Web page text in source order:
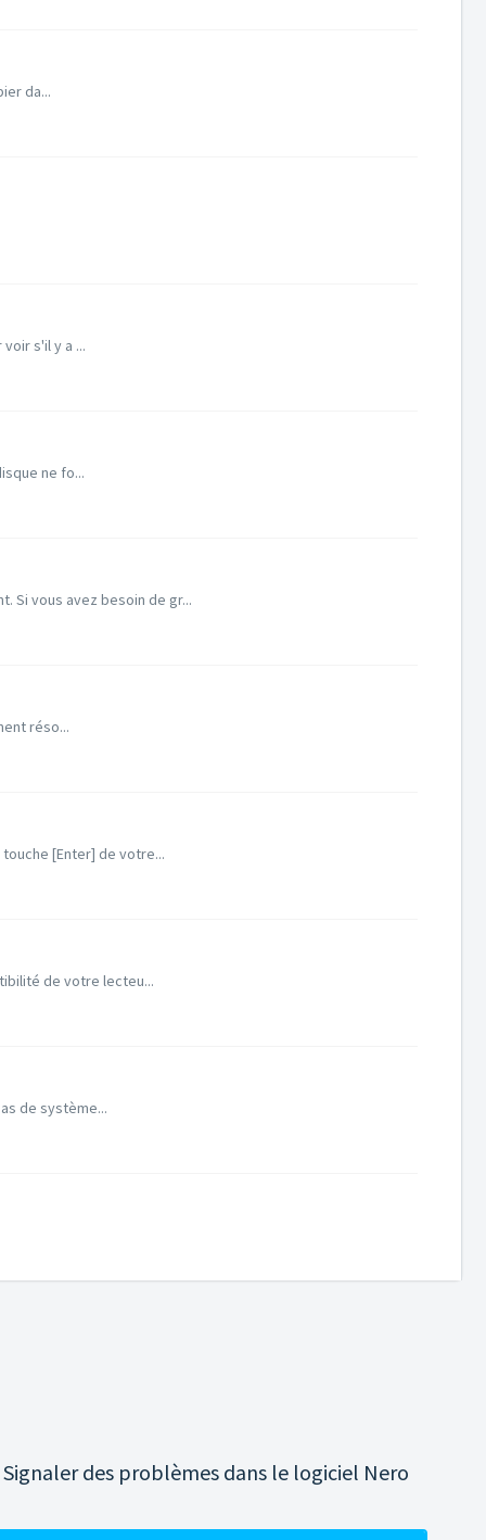
da...
s'il y a ...
ne fo...
Si vous avez besoin de gr...
réso...
[Enter] de votre...
de votre lecteu...
de système...
Signaler des problèmes dans le logiciel Nero